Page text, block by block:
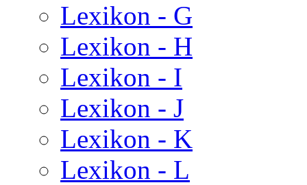
Lexikon - G
Lexikon - H
Lexikon - I
Lexikon - J
Lexikon - K
Lexikon - L